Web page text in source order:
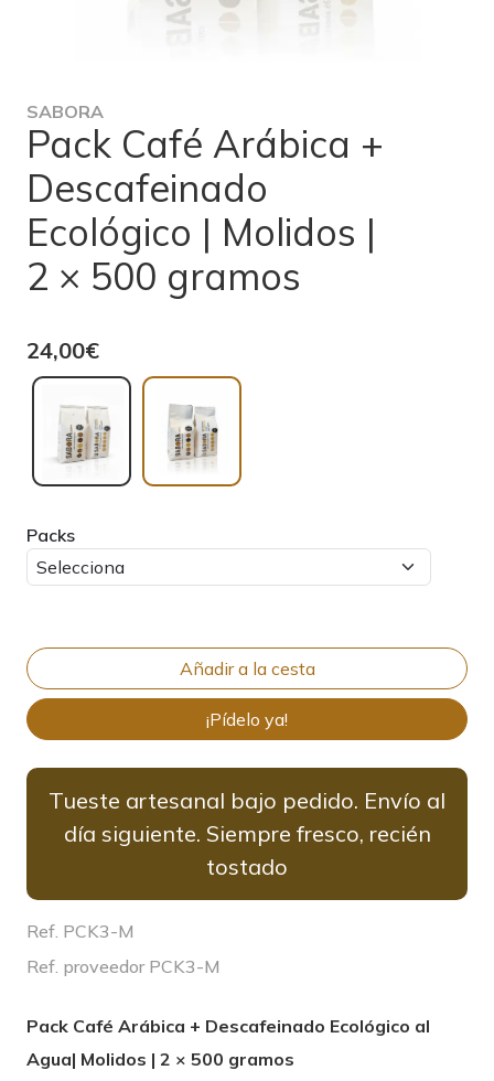
SABORA
Pack Café Arábica +
Descafeinado
Ecológico | Molidos |
2 × 500 gramos
24,00€
Packs
¡Pídelo ya!
Tueste artesanal bajo pedido. Envío al
día siguiente. Siempre fresco, recién
tostado
Ref. PCK3-M
Ref. proveedor PCK3-M
Pack Café Arábica + Descafeinado Ecológico al
Agua| Molidos | 2 × 500 gramos